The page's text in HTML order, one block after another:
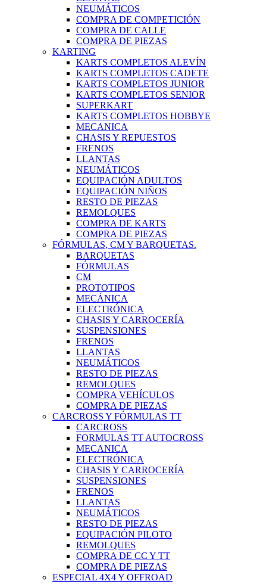
NEUMÁTICOS
COMPRA DE COMPETICIÓN
COMPRA DE CALLE
COMPRA DE PIEZAS
KARTING
KARTS COMPLETOS ALEVÍN
KARTS COMPLETOS CADETE
KARTS COMPLETOS JUNIOR
KARTS COMPLETOS SENIOR
SUPERKART
KARTS COMPLETOS HOBBYE
MECANICA
CHASIS Y REPUESTOS
FRENOS
LLANTAS
NEUMÁTICOS
EQUIPACIÓN ADULTOS
EQUIPACIÓN NIÑOS
RESTO DE PIEZAS
REMOLQUES
COMPRA DE KARTS
COMPRA DE PIEZAS
FÓRMULAS, CM Y BARQUETAS.
BARQUETAS
FÓRMULAS
CM
PROTOTIPOS
MECÁNICA
ELECTRÓNICA
CHASIS Y CARROCERÍA
SUSPENSIONES
FRENOS
LLANTAS
NEUMÁTICOS
RESTO DE PIEZAS
REMOLQUES
COMPRA VEHÍCULOS
COMPRA DE PIEZAS
CARCROSS Y FÓRMULAS TT
CARCROSS
FORMULAS TT AUTOCROSS
MECANICA
ELECTRÓNICA
CHASIS Y CARROCERÍA
SUSPENSIONES
FRENOS
LLANTAS
NEUMÁTICOS
RESTO DE PIEZAS
EQUIPACIÓN PILOTO
REMOLQUES
COMPRA DE CC Y TT
COMPRA DE PIEZAS
ESPECIAL 4X4 Y OFFROAD